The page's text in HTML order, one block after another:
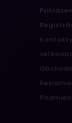
Kontakty